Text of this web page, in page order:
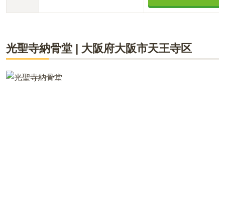
光聖寺納骨堂 | 大阪府大阪市天王寺区